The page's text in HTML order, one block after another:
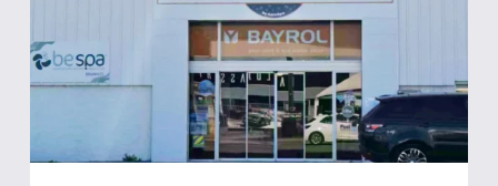
N’co
Brignoles